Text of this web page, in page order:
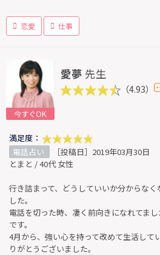
恋愛 仕事
今すぐOK
愛夢 先生
（4.93）
満足度：
電話占い
［投稿日］2019年03月30日
とまと / 40代 女性
行き詰まって、どうしていいか分からな
した。
電話を切った時、凄く前向きになれてま
です。
4月から、強い心を持って改めて生活して
りがとうございました。